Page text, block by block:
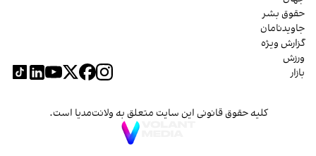
حقوق بشر
جاویدنامان
گزارش ویژه
ورزش
بازار
کلیه حقوق قانونی این سایت متعلق به ولانت‌مدیا است.